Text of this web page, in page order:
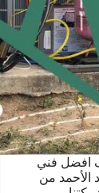
افضل فني
من